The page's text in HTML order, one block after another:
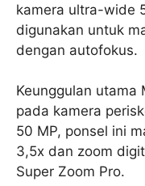
kamera ultra-wide
digunakan untuk
dengan autofokus.
Keunggulan utama
pada kamera
50 MP, ponsel ini
3,5x dan zoom
Super Zoom Pro.